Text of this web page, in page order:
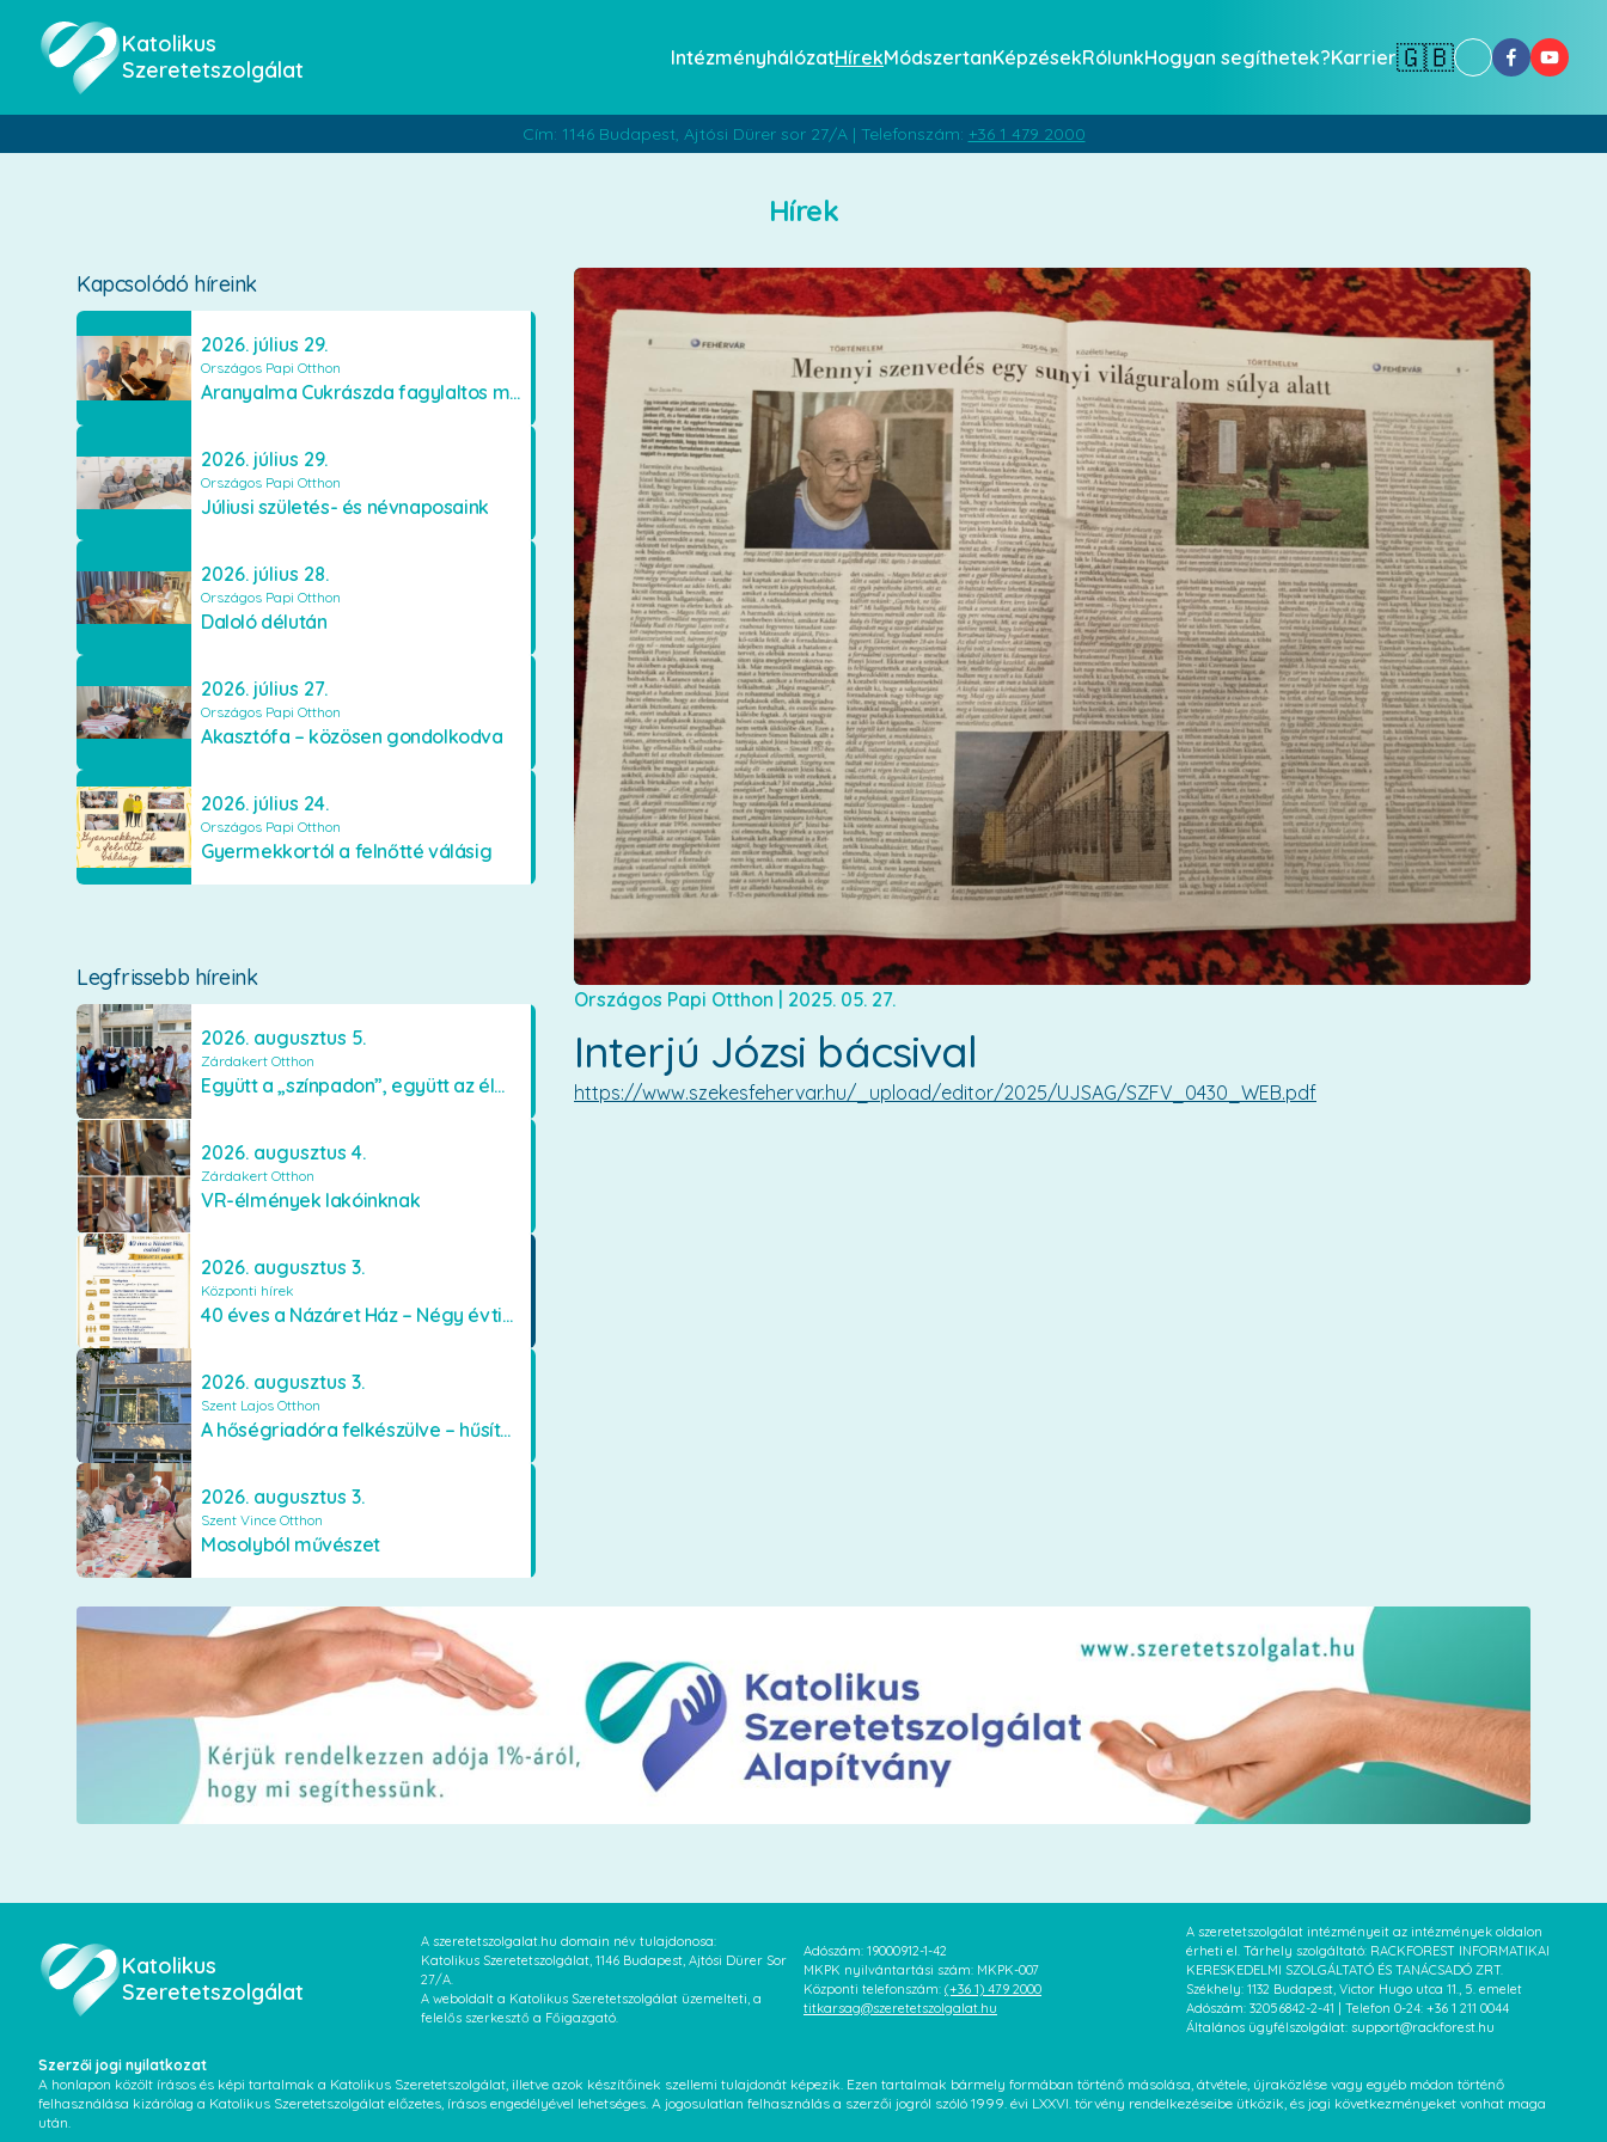
Katolikus
Szeretetszolgálat
IntézményhálózatHírekMódszertanKépzésekRólunkHogyan segíthetek?Karrier🇬🇧
Cím: 1146 Budapest, Ajtósi Dürer sor 27/A | Telefonszám: +36 1 479 2000
Hírek
Kapcsolódó híreink
2026. július 29.
Országos Papi Otthon
Aranyalma Cukrászda fagylaltos meglepetés
2026. július 29.
Országos Papi Otthon
Júliusi születés- és névnaposaink
2026. július 28.
Országos Papi Otthon
Daloló délután
2026. július 27.
Országos Papi Otthon
Akasztófa – közösen gondolkodva
2026. július 24.
Országos Papi Otthon
Gyermekkortól a felnőtté válásig
Legfrissebb híreink
2026. augusztus 5.
Zárdakert Otthon
Együtt a „színpadon”, együtt az élményekért 🎭✨
2026. augusztus 4.
Zárdakert Otthon
VR-élmények lakóinknak
2026. augusztus 3.
Központi hírek
40 éves a Názáret Ház – Négy évtized szeretetben és gondoskodásban
2026. augusztus 3.
Szent Lajos Otthon
A hőségriadóra felkészülve – hűsítő fejlesztések a Szent Lajos Otthonban
2026. augusztus 3.
Szent Vince Otthon
Mosolyból művészet
Országos Papi Otthon | 2025. 05. 27.
Interjú Józsi bácsival
https://www.szekesfehervar.hu/_upload/editor/2025/UJSAG/SZFV_0430_WEB.pdf
Katolikus
Szeretetszolgálat
A szeretetszolgalat.hu domain név tulajdonosa:
Katolikus Szeretetszolgálat, 1146 Budapest, Ajtósi Dürer Sor
27/A.
A weboldalt a Katolikus Szeretetszolgálat üzemelteti, a
felelős szerkesztő a Főigazgató.
Adószám: 19000912-1-42
MKPK nyilvántartási szám: MKPK-007
Központi telefonszám: (+36 1) 479 2000
titkarsag@szeretetszolgalat.hu
A szeretetszolgálat intézményeit az intézmények oldalon
érheti el. Tárhely szolgáltató: RACKFOREST INFORMATIKAI
KERESKEDELMI SZOLGÁLTATÓ ÉS TANÁCSADÓ ZRT.
Székhely: 1132 Budapest, Victor Hugo utca 11., 5. emelet
Adószám: 32056842-2-41 | Telefon 0-24: +36 1 211 0044
Általános ügyfélszolgálat: support@rackforest.hu
Szerzői jogi nyilatkozat
A honlapon közölt írásos és képi tartalmak a Katolikus Szeretetszolgálat, illetve azok készítőinek szellemi tulajdonát képezik. Ezen tartalmak bármely formában történő másolása, átvétele, újraközlése vagy egyéb módon történő
felhasználása kizárólag a Katolikus Szeretetszolgálat előzetes, írásos engedélyével lehetséges. A jogosulatlan felhasználás a szerzői jogról szóló 1999. évi LXXVI. törvény rendelkezéseibe ütközik, és jogi következményeket vonhat maga
után.